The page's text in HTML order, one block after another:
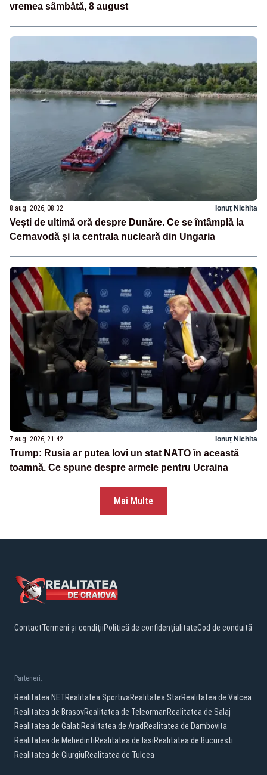
vremea sâmbătă, 8 august
8 aug. 2026, 08:32 Ionuț Nichita
Vești de ultimă oră despre Dunăre. Ce se întâmplă la
Cernavodă și la centrala nucleară din Ungaria
7 aug. 2026, 21:42 Ionuț Nichita
Trump: Rusia ar putea lovi un stat NATO în această
toamnă. Ce spune despre armele pentru Ucraina
Mai Multe
ContactTermeni și condițiiPolitică de confidențialitateCod de conduită
Parteneri:
Realitatea.NETRealitatea SportivaRealitatea StarRealitatea de Valcea
Realitatea de BrasovRealitatea de TeleormanRealitatea de Salaj
Realitatea de GalatiRealitatea de Arad Realitatea de Dambovita
Realitatea de MehedintiRealitatea de IasiRealitatea de Bucuresti
Realitatea de GiurgiuRealitatea de Tulcea